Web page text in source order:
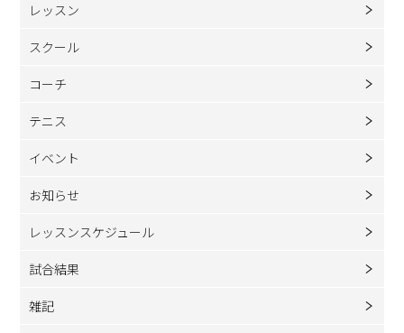
レッスン
スクール
コーチ
テニス
イベント
お知らせ
レッスンスケジュール
試合結果
雑記